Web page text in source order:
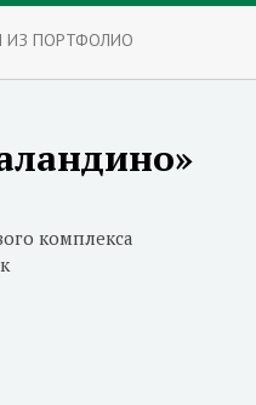
ИЗ ПОРТФОЛИО
комплекса